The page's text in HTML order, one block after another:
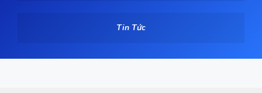
Tin Tức